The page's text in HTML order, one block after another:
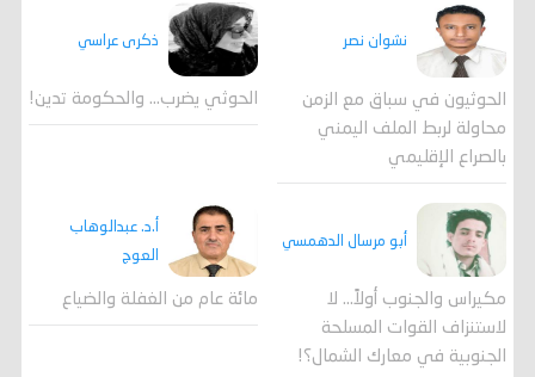
نشوان نصر
الحوثيون في سباق مع الزمن
محاولة لربط الملف اليمني
بالصراع الإقليمي
ذكرى عراسي
الحوثي يضرب… والحكومة تدين!
أبو مرسال الدهمسي
مكيراس والجنوب أولاً... لا
لاستنزاف القوات المسلحة
الجنوبية في معارك الشمال؟!
أ.د. عبدالوهاب
العوج
مائة عام من الغفلة والضياع